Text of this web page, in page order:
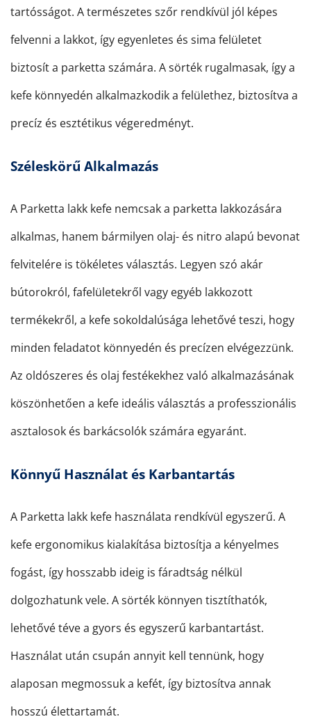
tartósságot. A természetes szőr rendkívül jól képes
felvenni a lakkot, így egyenletes és sima felületet
biztosít a parketta számára. A sörték rugalmasak, így a
kefe könnyedén alkalmazkodik a felülethez, biztosítva a
precíz és esztétikus végeredményt.
Széleskörű Alkalmazás
A Parketta lakk kefe nemcsak a parketta lakkozására
alkalmas, hanem bármilyen olaj- és nitro alapú bevonat
felvitelére is tökéletes választás. Legyen szó akár
bútorokról, fafelületekről vagy egyéb lakkozott
termékekről, a kefe sokoldalúsága lehetővé teszi, hogy
minden feladatot könnyedén és precízen elvégezzünk.
Az oldószeres és olaj festékekhez való alkalmazásának
köszönhetően a kefe ideális választás a professzionális
asztalosok és barkácsolók számára egyaránt.
Könnyű Használat és Karbantartás
A Parketta lakk kefe használata rendkívül egyszerű. A
kefe ergonomikus kialakítása biztosítja a kényelmes
fogást, így hosszabb ideig is fáradtság nélkül
dolgozhatunk vele. A sörték könnyen tisztíthatók,
lehetővé téve a gyors és egyszerű karbantartást.
Használat után csupán annyit kell tennünk, hogy
alaposan megmossuk a kefét, így biztosítva annak
hosszú élettartamát.